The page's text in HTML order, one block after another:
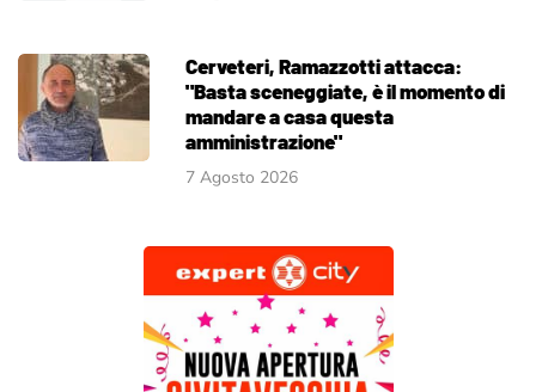
Cerveteri, Ramazzotti attacca:
"Basta sceneggiate, è il momento di
mandare a casa questa
amministrazione"
7 Agosto 2026